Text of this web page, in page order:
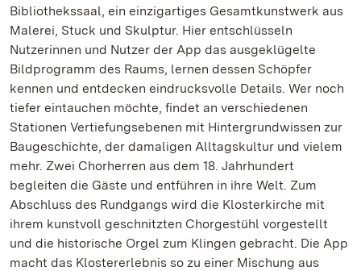
Bibliothekssaal, ein einzigartiges Gesamtkunstwerk aus
Malerei, Stuck und Skulptur. Hier entschlüsseln
Nutzerinnen und Nutzer der App das ausgeklügelte
Bildprogramm des Raums, lernen dessen Schöpfer
kennen und entdecken eindrucksvolle Details. Wer noch
tiefer eintauchen möchte, findet an verschiedenen
Stationen Vertiefungsebenen mit Hintergrundwissen zur
Baugeschichte, der damaligen Alltagskultur und vielem
mehr. Zwei Chorherren aus dem 18. Jahrhundert
begleiten die Gäste und entführen in ihre Welt. Zum
Abschluss des Rundgangs wird die Klosterkirche mit
ihrem kunstvoll geschnitzten Chorgestühl vorgestellt
und die historische Orgel zum Klingen gebracht. Die App
macht das Klostererlebnis so zu einer Mischung aus